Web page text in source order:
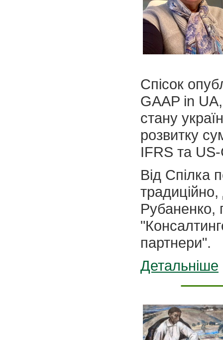
Спісок
GAAP in
стану
розвитку
IFRS та
Від Спілка
Рубаненко,
партнери".
Детальніше